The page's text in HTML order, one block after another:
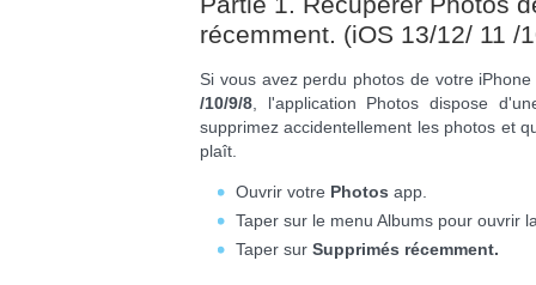
récemment. (iOS 13/12/ 11 /
Si vous avez perdu photos de votre
/10/9/8 , l'application Photos dispose
supprimez accidentellement les photos et
plaît.
Ouvrir votre Photos app.
Taper sur le menu Albums pour ouvrir
Taper sur Supprimés récemment.